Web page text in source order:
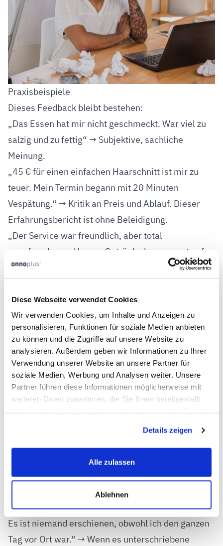
Diese Webseite verwendet Cookies
Wir verwenden Cookies, um Inhalte und Anzeigen zu
personalisieren, Funktionen für soziale Medien anbieten
zu können und die Zugriffe auf unsere Website zu
analysieren. Außerdem geben wir Informationen zu Ihrer
Verwendung unserer Website an unsere Partner für
soziale Medien, Werbung und Analysen weiter. Unsere
Partner führen diese Informationen möglicherweise mit
weiteren Daten zusammen, die Sie ihnen bereitgestellt
Details zeigen
Alle zulassen
Ablehnen
Praxisbeispiele
Dieses Feedback bleibt bestehen:
„Das Essen hat mir nicht geschmeckt. War viel zu
salzig und zu fettig“ → Subjektive, sachliche
Meinung.
„45 € für einen einfachen Haarschnitt ist mir zu
teuer. Mein Termin begann mit 20 Minuten
Vespätung.“ → Kritik an Preis und Ablauf. Dieser
Erfahrungsbericht ist ohne Beleidigung.
„Der Service war freundlich, aber total
unaufmerksam. Unsere Getränke kamen erst auf
Nachfrage.“ → Die Unzufriedenheit wird höflich und
Diese Beiträge werden in vielen Fällen entfernt:
"Die Mitarbeiter der Firma Hintermeier sind totale
Versager.“ → Unangemessener Inhalt, zählt als
Beleidigung. Hier liegt ein Richtlinienverstoß vor.
„Der Inhaber heißt Hans Müller, wohnt in der
Musterstraße 23, 12345 Musterstadt.
Beschwerden an seine private Nummer richten,
der Konkurrenz) ist wesentlich besser und
günstiger.“ → Interessenskonflikt bzw.
„Mein Termin vom 1.6.99 wurde nicht eingehalten.
Es ist niemand erschienen, obwohl ich den ganzen
Tag vor Ort war.“ → Wenn es unterschriebene